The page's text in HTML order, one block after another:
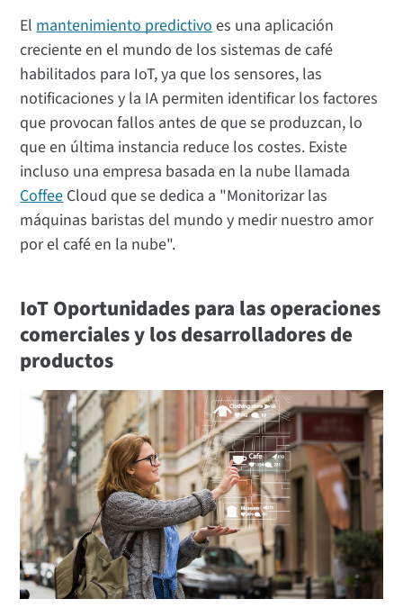
Elmantenimiento predictivoes una aplicación
creciente en el mundo de los sistemas de café
habilitados para IoT, ya que los sensores, las
notificaciones y la IA permiten identificar los factores
que provocan fallos antes de que se produzcan, lo
que en última instancia reduce los costes. Existe
incluso una empresa basada en la nube llamada
CoffeeCloud que se dedica a "Monitorizar las
máquinas baristas del mundo y medir nuestro amor
por el café en la nube".
IoT Oportunidades para las operaciones
comerciales y los desarrolladores de
productos